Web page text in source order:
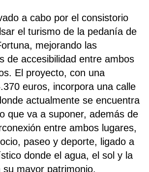
a cabo por el consistorio
el turismo de la pedanía de
mejorando las
de accesibilidad entre ambos
El proyecto, con una
euros, incorpora una calle
actualmente se encuentra
que va a suponer, además de
entre ambos lugares,
paseo y deporte, ligado a
donde el agua, el sol y la
su mayor patrimonio.